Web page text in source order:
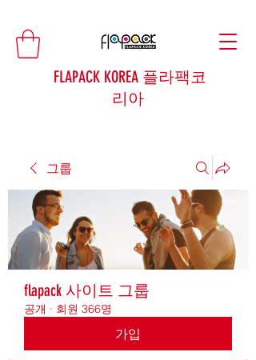
FLAPACK KOREA 플라팩코
리아
그룹
flapack 사이트 그룹
공개 · 회원 366명
가입